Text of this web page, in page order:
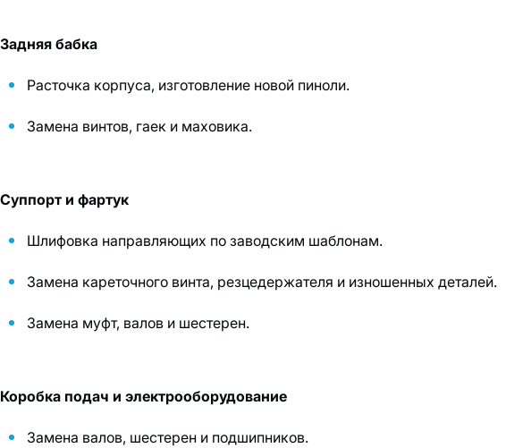
Задняя бабка
Расточка корпуса, изготовление новой пиноли.
Замена винтов, гаек и маховика.
Суппорт и фартук
Шлифовка направляющих по заводским шаблонам.
Замена кареточного винта, резцедержателя и изношенных деталей.
Замена муфт, валов и шестерен.
Коробка подач и электрооборудование
Замена валов, шестерен и подшипников.